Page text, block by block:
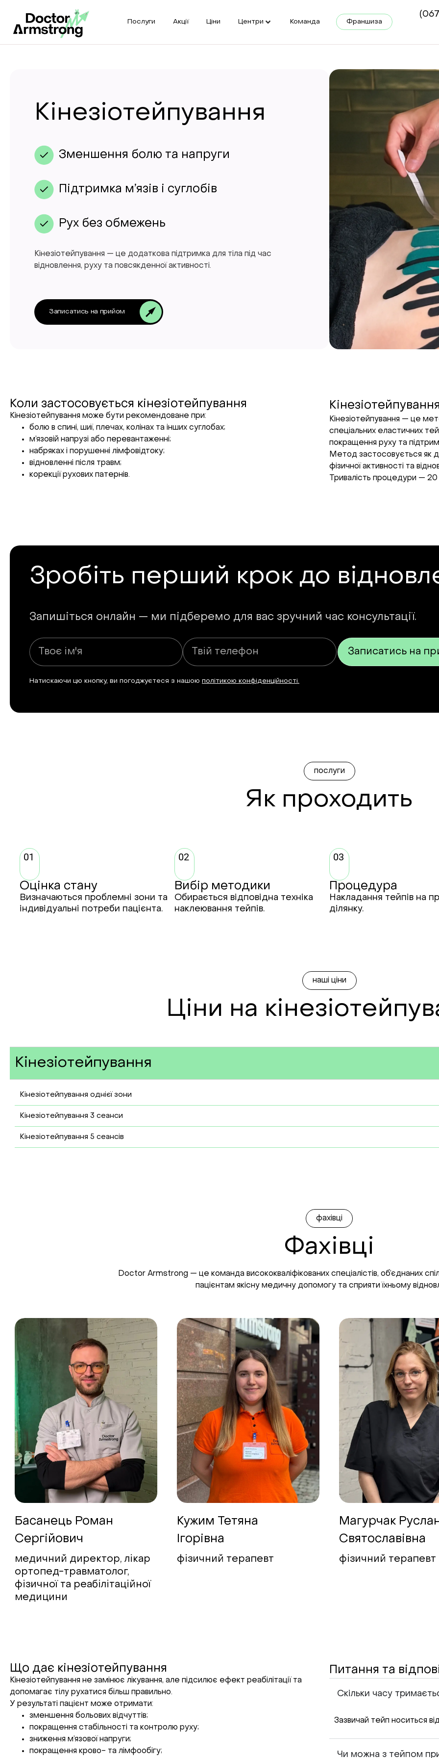
Послуги Акції Ціни Центри Команда Франшиза
Кінезіотейпування
Зменшення болю та напруги
Підтримка м’язів і суглобів
Рух без обмежень
Кінезіотейпування — це додаткова підтримка для тіла під час
відновлення, руху та повсякденної активності.
Записатись на прийом
Коли застосовується кінезіотейпування
Кінезіотейпування може бути рекомендоване при:
болю в спині, шиї, плечах, колінах та інших суглобах;
м’язовій напрузі або перевантаженні;
набряках і порушенні лімфовідтоку;
відновленні після травм;
корекції рухових патернів.
Кінезіотейпування — це
спеціальних еластичних
покращення руху та
Метод застосовується як
фізичної активності та
Тривалість процедури — 20
Зробіть перший крок до
Запишіться онлайн — ми підберемо для вас зручний час консультації.
Записатись на
Натискаючи цю кнопку, ви погоджуєтеся з нашою політикою конфіденційності.
послуги
Як проходить
01
Оцінка стану
Визначаються проблемні зони та
індивідуальні потреби пацієнта.
02
Вибір методики
Обирається відповідна техніка
наклеювання тейпів.
03
Процедура
Накладання тейпів на
ділянку.
наші ціни
Ціни на
Кінезіотейпування
Кінезіотейпування однієї зони
Кінезіотейпування 3 сеанси
Кінезіотейпування 5 сеансів
фахівці
Фахівці
Doctor Armstrong — це команда висококваліфікованих спеціалістів, об’єднаних
пацієнтам якісну медичну допомогу та сприяти їхньому
Басанець Роман
Сергійович
медичний директор, лікар
ортопед-травматолог,
фізичної та реабілітаційної
медицини
Кужим Тетяна
Ігорівна
фізичний терапевт
Магурчак
Святославівна
фізичний терапевт
Що дає кінезіотейпування
Кінезіотейпування не замінює лікування, але підсилює ефект реабілітації та
допомагає тілу рухатися більш правильно.
У результаті пацієнт може отримати:
зменшення больових відчуттів;
покращення стабільності та контролю руху;
зниження м’язової напруги;
покращення крово- та лімфообігу;
Питання та
Скільки часу
Зазвичай тейп носиться
Чи можна з тейпом